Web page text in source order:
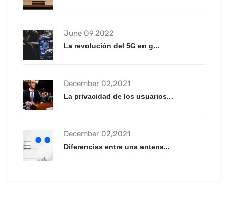
June 09,2022
La revolución del 5G en g...
December 02,2021
La privacidad de los usuarios...
December 02,2021
Diferencias entre una antena...